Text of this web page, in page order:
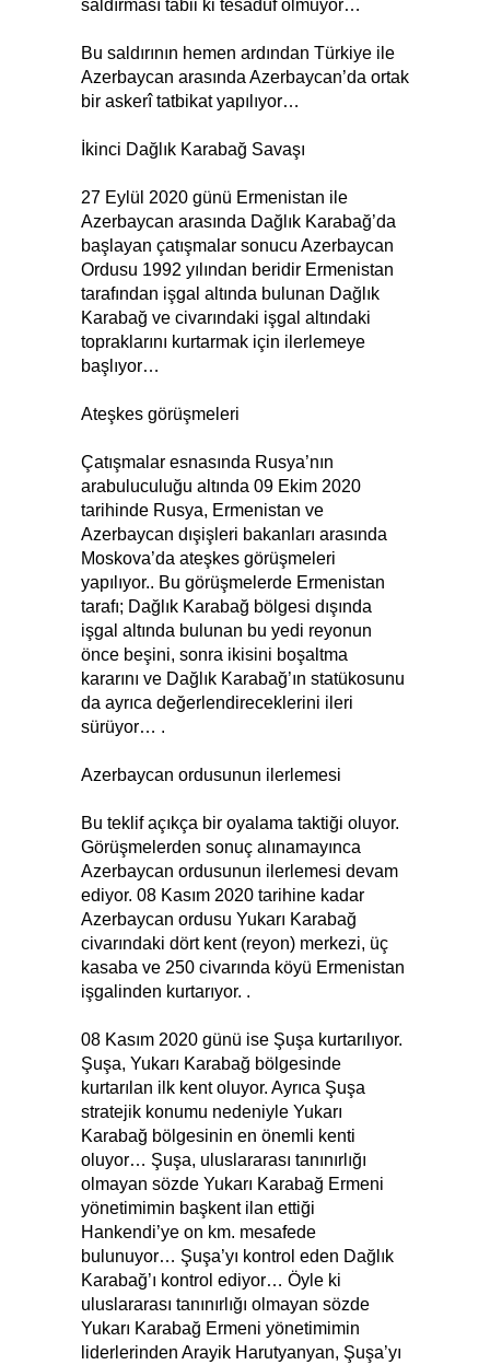
saldırması tabii ki tesadüf olmuyor…
Bu saldırının hemen ardından Türkiye ile
Azerbaycan arasında Azerbaycan’da ortak
bir askerî tatbikat yapılıyor…
İkinci Dağlık Karabağ Savaşı
27 Eylül 2020 günü Ermenistan ile
Azerbaycan arasında Dağlık Karabağ’da
başlayan çatışmalar sonucu Azerbaycan
Ordusu 1992 yılından beridir Ermenistan
tarafından işgal altında bulunan Dağlık
Karabağ ve civarındaki işgal altındaki
topraklarını kurtarmak için ilerlemeye
başlıyor…
Ateşkes görüşmeleri
Çatışmalar esnasında Rusya’nın
arabuluculuğu altında 09 Ekim 2020
tarihinde Rusya, Ermenistan ve
Azerbaycan dışişleri bakanları arasında
Moskova’da ateşkes görüşmeleri
yapılıyor.. Bu görüşmelerde Ermenistan
tarafı; Dağlık Karabağ bölgesi dışında
işgal altında bulunan bu yedi reyonun
önce beşini, sonra ikisini boşaltma
kararını ve Dağlık Karabağ’ın statükosunu
da ayrıca değerlendireceklerini ileri
sürüyor… .
Azerbaycan ordusunun ilerlemesi
Bu teklif açıkça bir oyalama taktiği oluyor.
Görüşmelerden sonuç alınamayınca
Azerbaycan ordusunun ilerlemesi devam
ediyor. 08 Kasım 2020 tarihine kadar
Azerbaycan ordusu Yukarı Karabağ
civarındaki dört kent (reyon) merkezi, üç
kasaba ve 250 civarında köyü Ermenistan
işgalinden kurtarıyor. .
08 Kasım 2020 günü ise Şuşa kurtarılıyor.
Şuşa, Yukarı Karabağ bölgesinde
kurtarılan ilk kent oluyor. Ayrıca Şuşa
stratejik konumu nedeniyle Yukarı
Karabağ bölgesinin en önemli kenti
oluyor… Şuşa, uluslararası tanınırlığı
olmayan sözde Yukarı Karabağ Ermeni
yönetimimin başkent ilan ettiği
Hankendi’ye on km. mesafede
bulunuyor… Şuşa’yı kontrol eden Dağlık
Karabağ’ı kontrol ediyor… Öyle ki
uluslararası tanınırlığı olmayan sözde
Yukarı Karabağ Ermeni yönetimimin
liderlerinden Arayik Harutyanyan, Şuşa’yı